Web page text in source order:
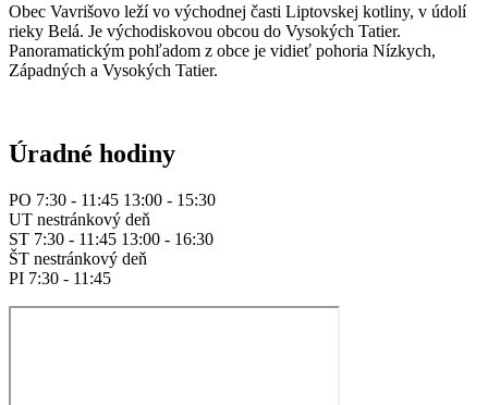
Obec Vavrišovo leží vo východnej časti Liptovskej kotliny, v údolí
rieky Belá. Je východiskovou obcou do Vysokých Tatier.
Panoramatickým pohľadom z obce je vidieť pohoria Nízkych,
Západných a Vysokých Tatier.
Úradné hodiny
PO 7:30 - 11:45 13:00 - 15:30
UT nestránkový deň
ST 7:30 - 11:45 13:00 - 16:30
ŠT nestránkový deň
PI 7:30 - 11:45